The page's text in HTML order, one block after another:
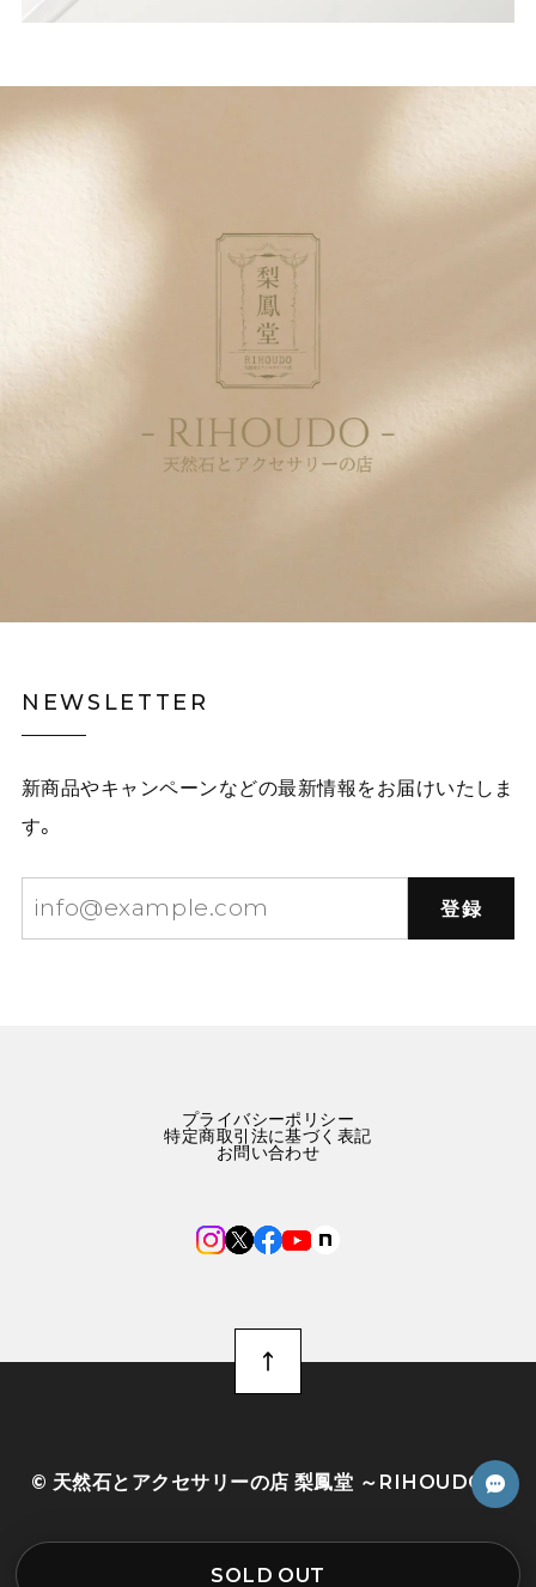
SOLD OUT
NEWSLETTER
新商品やキャンペーンなどの最新情報をお届けいたしま
す。
登録
プライバシーポリシー
特定商取引法に基づく表記
お問い合わせ
©︎ 天然石とアクセサリーの店 梨鳳堂 ～RIHOUDO～